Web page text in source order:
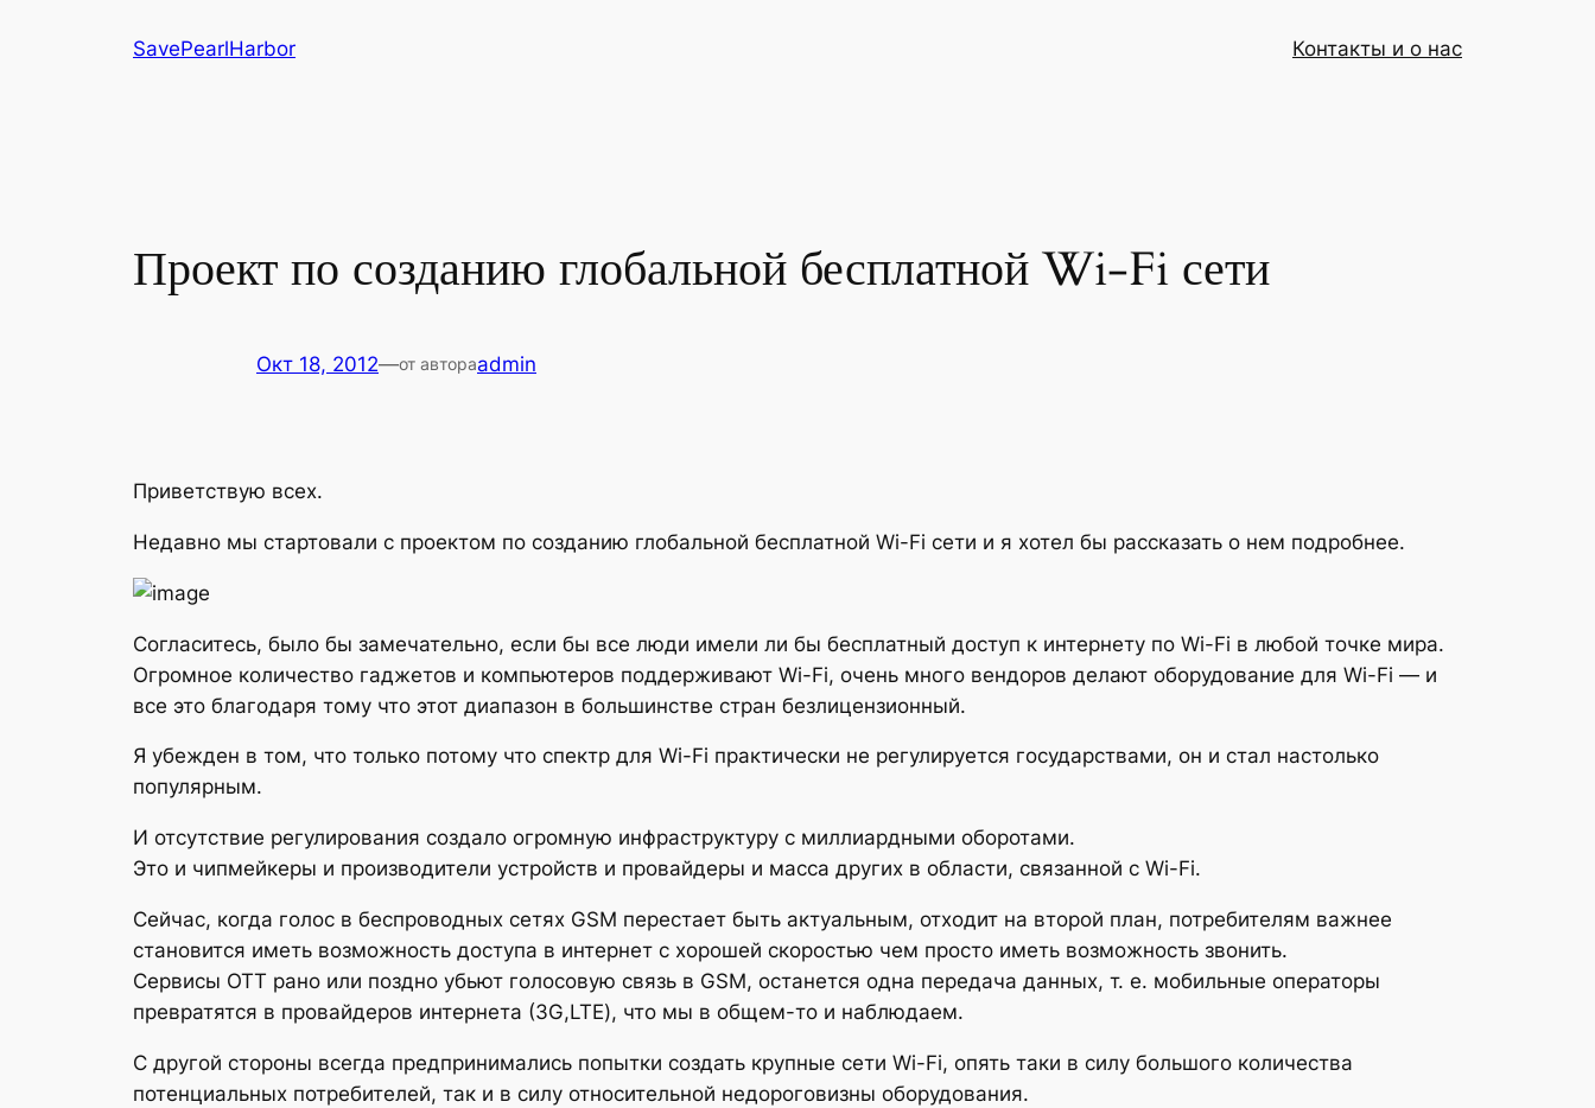
SavePearlHarbor Контакты и о нас
Проект по созданию глобальной бесплатной Wi-Fi сети
Окт 18, 2012—от автораadmin
Приветствую всех.
Недавно мы стартовали с проектом по созданию глобальной бесплатной Wi-Fi сети и я хотел бы рассказать о нем подробнее.
Согласитесь, было бы замечательно, если бы все люди имели ли бы бесплатный доступ к интернету по Wi-Fi в любой точке мира.
Огромное количество гаджетов и компьютеров поддерживают Wi-Fi, очень много вендоров делают оборудование для Wi-Fi — и
все это благодаря тому что этот диапазон в большинстве стран безлицензионный.
Я убежден в том, что только потому что спектр для Wi-Fi практически не регулируется государствами, он и стал настолько
популярным.
И отсутствие регулирования создало огромную инфраструктуру с миллиардными оборотами.
Это и чипмейкеры и производители устройств и провайдеры и масса других в области, связанной с Wi-Fi.
Сейчас, когда голос в беспроводных сетях GSM перестает быть актуальным, отходит на второй план, потребителям важнее
становится иметь возможность доступа в интернет с хорошей скоростью чем просто иметь возможность звонить.
Сервисы ОТТ рано или поздно убьют голосовую связь в GSM, останется одна передача данных, т. е. мобильные операторы
превратятся в провайдеров интернета (3G,LTE), что мы в общем-то и наблюдаем.
С другой стороны всегда предпринимались попытки создать крупные сети Wi-Fi, опять таки в силу большого количества
потенциальных потребителей, так и в силу относительной недороговизны оборудования.